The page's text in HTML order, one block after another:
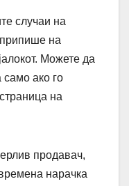
случаи на
на
Можете да
само ако го
на
продавач,
нарачка